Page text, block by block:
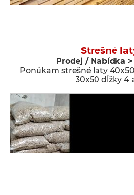
Strešné
Prodej / Nabídka >
Ponúkam strešné laty
30x50 dĺžky 4